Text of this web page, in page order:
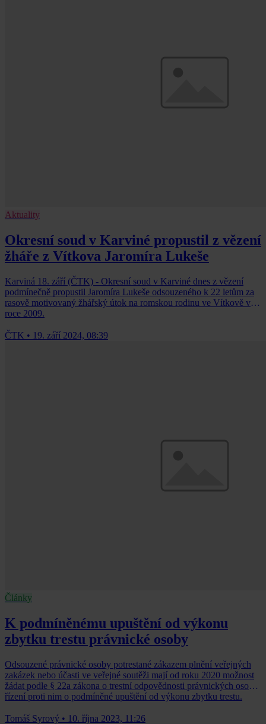
Aktuality
Okresní soud v Karviné propustil z vězení
žháře z Vítkova Jaromíra Lukeše
Karviná 18. září (ČTK) - Okresní soud v Karviné dnes z vězení
podmínečně propustil Jaromíra Lukeše odsouzeného k 22 letům za
rasově motivovaný žhářský útok na romskou rodinu ve Vítkově v
roce 2009.
ČTK • 19. září 2024, 08:39
Články
K podmíněnému upuštění od výkonu
zbytku trestu právnické osoby
Odsouzené právnické osoby potrestané zákazem plnění veřejných
zakázek nebo účasti ve veřejné soutěži mají od roku 2020 možnost
žádat podle § 22a zákona o trestní odpovědnosti právnických osob a
řízení proti nim o podmíněné upuštění od výkonu zbytku trestu.
Tomáš Syrový • 10. října 2023, 11:26